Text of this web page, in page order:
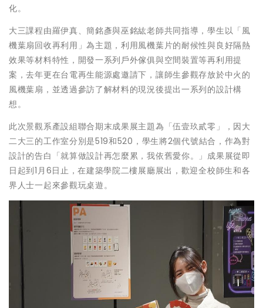
化。
大三課程由羅伊真、簡銘彥與巫銘紘老師共同指導，學生以「風
機葉扇回收再利用」為主題，利用風機葉片的耐候性與良好隔熱
效果等材料特性，開發一系列戶外傢俱與空間裝置等再利用提
案，去年更在台電再生能源處邀請下，讓師生參觀存放於中火的
風機葉扇，並透過參訪了解材料的現況後提出一系列的設計構
想。
此次景觀系產設組聯合期末成果展主題為「伍壹玖貳零」，因大
二大三的工作室分別是519和520，學生將2個代號結合，作為對
設計的告白「就算做設計再怎麼累，我依舊愛你。」成果展從即
日起到1月6日止，在建築學院二樓展廳展出，歡迎全校師生和各
界人士一起來參觀玩桌遊。